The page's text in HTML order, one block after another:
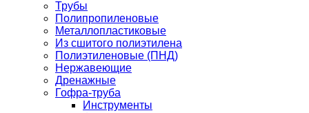
Трубы
Полипропиленовые
Металлопластиковые
Из сшитого полиэтилена
Полиэтиленовые (ПНД)
Нержавеющие
Дренажные
Гофра-труба
Инструменты